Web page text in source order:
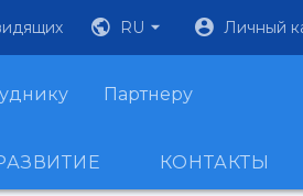
RU Личный
Партнеру
КОНТАКТЫ